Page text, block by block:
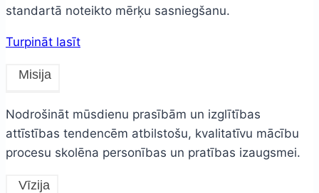
standartā noteikto mērķu sasniegšanu.
Turpināt lasīt
Misija
Nodrošināt mūsdienu prasībām un izglītības
attīstības tendencēm atbilstošu, kvalitatīvu mācību
procesu skolēna personības un pratības izaugsmei.
Vīzija